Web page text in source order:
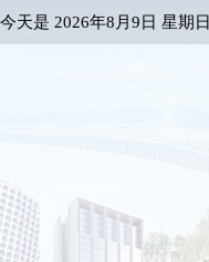
今天是 2026年8月9日 星期日